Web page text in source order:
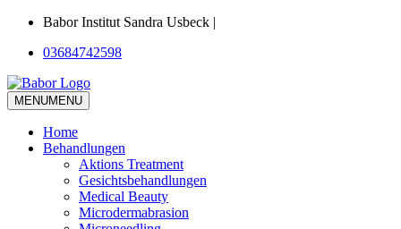
Babor Institut Sandra Usbeck |
03684742598
MENUMENU
Home
Behandlungen
Aktions Treatment
Gesichtsbehandlungen
Medical Beauty
Microdermabrasion